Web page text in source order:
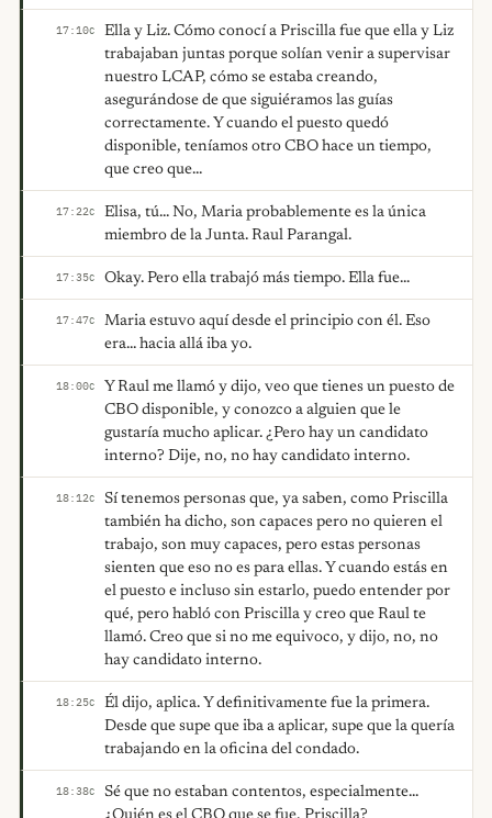
17:10C
Ella y Liz. Cómo conocí a Priscilla fue que ella y Liz
trabajaban juntas porque solían venir a supervisar
nuestro LCAP, cómo se estaba creando,
asegurándose de que siguiéramos las guías
correctamente. Y cuando el puesto quedó
disponible, teníamos otro CBO hace un tiempo,
que creo que...
17:22C
Elisa, tú... No, Maria probablemente es la única
miembro de la Junta. Raul Parangal.
17:35C Okay. Pero ella trabajó más tiempo. Ella fue...
17:47C
Maria estuvo aquí desde el principio con él. Eso
era... hacia allá iba yo.
18:00C
Y Raul me llamó y dijo, veo que tienes un puesto de
CBO disponible, y conozco a alguien que le
gustaría mucho aplicar. ¿Pero hay un candidato
interno? Dije, no, no hay candidato interno.
18:12C
Sí tenemos personas que, ya saben, como Priscilla
también ha dicho, son capaces pero no quieren el
trabajo, son muy capaces, pero estas personas
sienten que eso no es para ellas. Y cuando estás en
el puesto e incluso sin estarlo, puedo entender por
qué, pero habló con Priscilla y creo que Raul te
llamó. Creo que si no me equivoco, y dijo, no, no
hay candidato interno.
18:25C
Él dijo, aplica. Y definitivamente fue la primera.
Desde que supe que iba a aplicar, supe que la quería
trabajando en la oficina del condado.
18:38C
Sé que no estaban contentos, especialmente...